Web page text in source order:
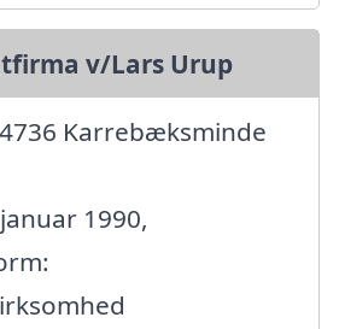
v/Lars Urup
Karrebæksminde
1990,